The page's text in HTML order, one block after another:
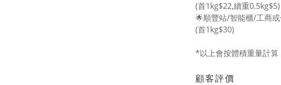
(首1kg$22,續重0.5kg$5)
🌟順豐站/智能櫃/工商
(首1kg$30)
*以上會按體積重量計
顧客評價